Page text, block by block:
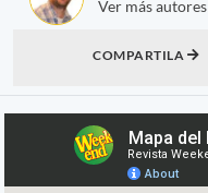
Ver más autores
COMPARTILA